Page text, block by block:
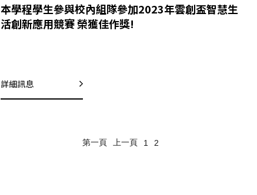
本學程學生參與校內組隊參加2023年雲創盃智慧生
活創新應用競賽 榮獲佳作獎!
詳細訊息
第一頁 上一頁 1 2